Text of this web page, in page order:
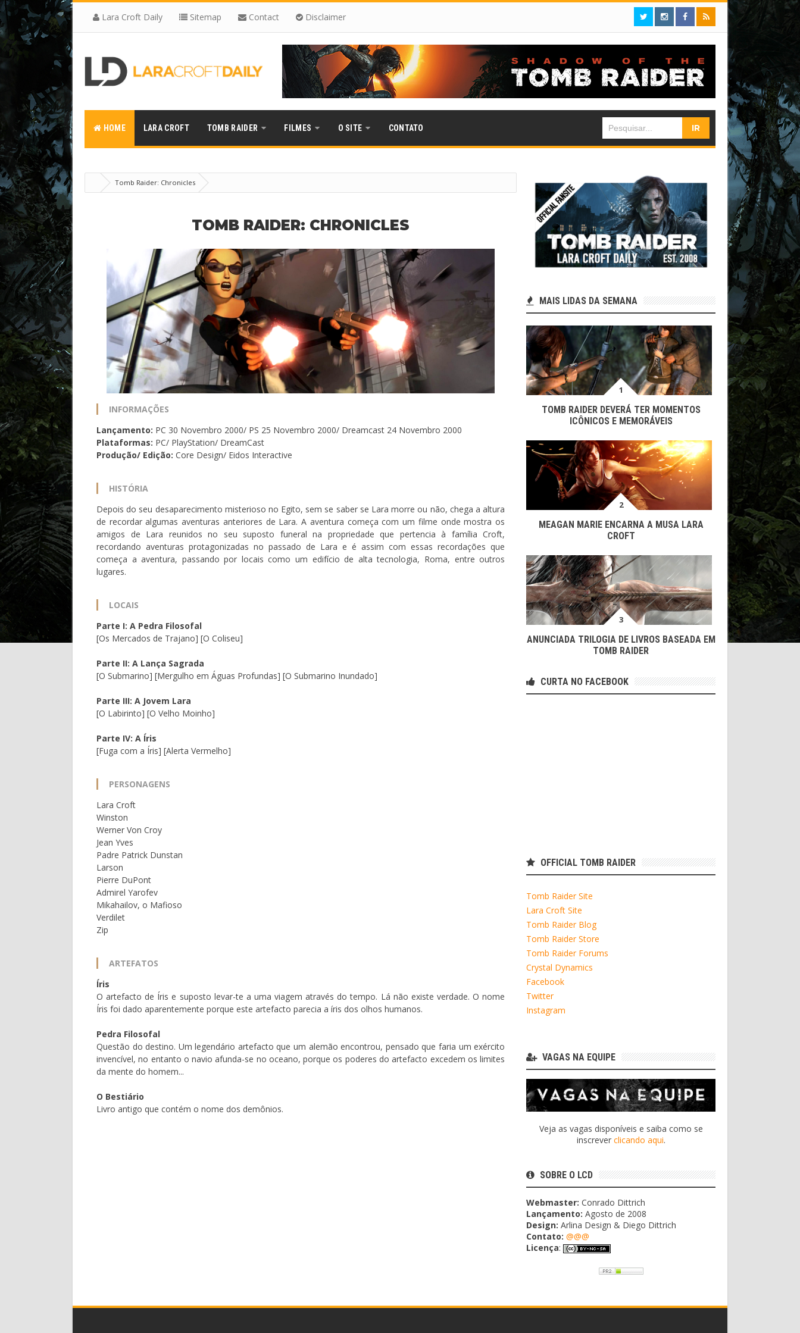
Lara Croft Daily Sitemap Contact Disclaimer
HOME LARA CROFT TOMB RAIDER FILMES O SITE CONTATO
Tomb Raider: Chronicles
TOMB RAIDER: CHRONICLES
INFORMAÇÕES
Lançamento: PC 30 Novembro 2000/ PS 25 Novembro 2000/ Dreamcast 24 Novembro 2000
Plataformas: PC/ PlayStation/ DreamCast
Produção/ Edição: Core Design/ Eidos Interactive
HISTÓRIA
Depois do seu desaparecimento misterioso no Egito, sem se saber se Lara morre ou não, chega a altura
de recordar algumas aventuras anteriores de Lara. A aventura começa com um filme onde mostra os
amigos de Lara reunidos no seu suposto funeral na propriedade que pertencia à família Croft,
recordando aventuras protagonizadas no passado de Lara e é assim com essas recordações que
começa a aventura, passando por locais como um edifício de alta tecnologia, Roma, entre outros
lugares.
LOCAIS
Parte I: A Pedra Filosofal
[Os Mercados de Trajano] [O Coliseu]
Parte II: A Lança Sagrada
[O Submarino] [Mergulho em Águas Profundas] [O Submarino Inundado]
Parte III: A Jovem Lara
[O Labirinto] [O Velho Moinho]
Parte IV: A Íris
[Fuga com a Íris] [Alerta Vermelho]
PERSONAGENS
Lara Croft
Winston
Werner Von Croy
Jean Yves
Padre Patrick Dunstan
Larson
Pierre DuPont
Admirel Yarofev
Mikahailov, o Mafioso
Verdilet
Zip
ARTEFATOS
Íris
O artefacto de Íris e suposto levar-te a uma viagem através do tempo. Lá não existe verdade. O nome
Íris foi dado aparentemente porque este artefacto parecia a íris dos olhos humanos.
Pedra Filosofal
Questão do destino. Um legendário artefacto que um alemão encontrou, pensado que faria um exército
invencível, no entanto o navio afunda-se no oceano, porque os poderes do artefacto excedem os limites
da mente do homem...
O Bestiário
Livro antigo que contém o nome dos demônios.
MAIS LIDAS DA SEMANA
TOMB RAIDER DEVERÁ TER MOMENTOS
ICÔNICOS E MEMORÁVEIS
MEAGAN MARIE ENCARNA A MUSA LARA
CROFT
ANUNCIADA TRILOGIA DE LIVROS BASEADA EM
TOMB RAIDER
CURTA NO FACEBOOK
OFFICIAL TOMB RAIDER
Tomb Raider Site
Lara Croft Site
Tomb Raider Blog
Tomb Raider Store
Tomb Raider Forums
Crystal Dynamics
Facebook
Twitter
Instagram
VAGAS NA EQUIPE
Veja as vagas disponíveis e saiba como se
inscrever clicando aqui.
SOBRE O LCD
Webmaster: Conrado Dittrich
Lançamento: Agosto de 2008
Design: Arlina Design & Diego Dittrich
Contato: @@@
Licença: